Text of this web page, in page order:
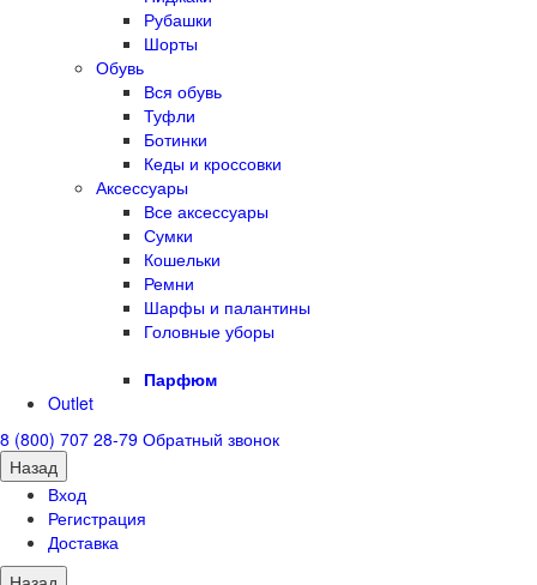
Рубашки
Шорты
Обувь
Вся обувь
Туфли
Ботинки
Кеды и кроссовки
Аксессуары
Все аксессуары
Сумки
Кошельки
Ремни
Шарфы и палантины
Головные уборы
Парфюм
Outlet
8 (800) 707 28-79 Обратный звонок
Назад
Вход
Регистрация
Доставка